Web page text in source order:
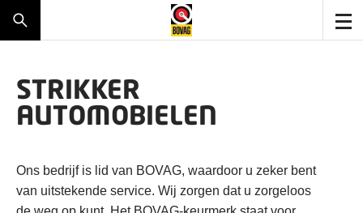
STRIKKER
AUTOMOBIELEN
Ons bedrijf is lid van BOVAG, waardoor u zeker bent
van uitstekende service. Wij zorgen dat u zorgeloos